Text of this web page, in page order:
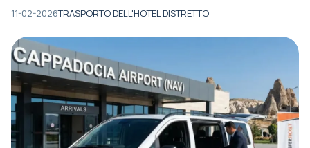
11-02-2026TRASPORTO DELL'HOTEL DISTRETTO